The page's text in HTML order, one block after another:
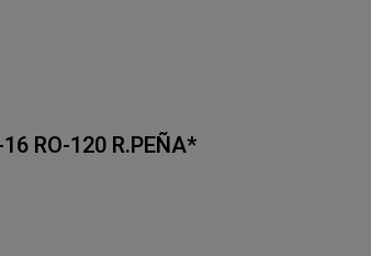
RO-120 R.PEÑA*